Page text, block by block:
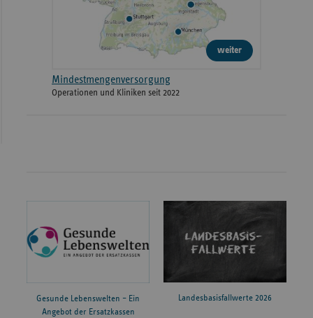
weiter
Mindestmengenversorgung
Operationen und Kliniken seit 2022
Gesunde Lebenswelten – Ein
Angebot der Ersatzkassen
Landesbasisfallwerte 2026